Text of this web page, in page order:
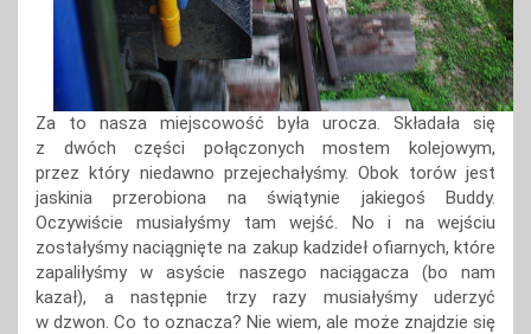
Za to nasza miejscowość była urocza. Składała się
z dwóch części połączonych mostem kolejowym,
przez który niedawno przejechałyśmy. Obok torów jest
jaskinia przerobiona na świątynie jakiegoś Buddy.
Oczywiście musiałyśmy tam wejść. No i na wejściu
zostałyśmy naciągnięte na zakup kadzideł ofiarnych, które
zapaliłyśmy w asyście naszego naciągacza (bo nam
kazał), a następnie trzy razy musiałyśmy uderzyć
w dzwon. Co to oznacza? Nie wiem, ale może znajdzie się